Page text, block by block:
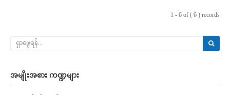
1 - 6 of ( 6 ) records
အမျိုးအစား ကဏ္ဍများ